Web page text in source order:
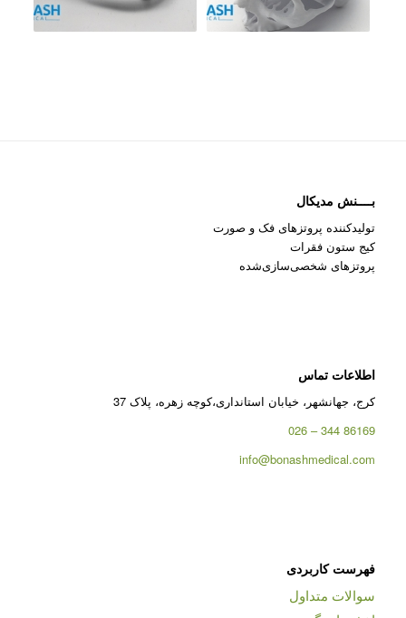
بــــنش مدیکال
تولیدکننده پروتزهای فک و صورت
کیج ستون فقرات
پروتزهای شخصی‌سازی‌شده
اطلاعات تماس
کرج، جهانشهر، خیابان استانداری،کوچه زهره، پلاک 37
86169 344 – 026
info@bonashmedical.com
فهرست کاربردی
سوالات متداول